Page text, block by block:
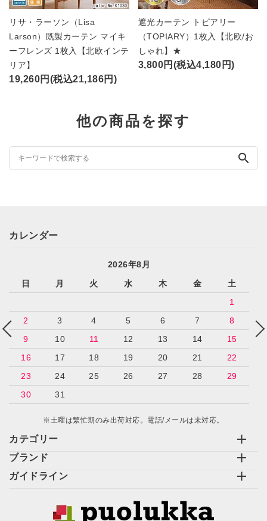
リサ・ラーソン（Lisa
Larson）既製カーテン マイキ
ーフレンズ 1枚入【北欧インテ
リア】
19,260円(税込21,186円)
遮光カーテン トピアリー
（TOPIARY）1枚入【北欧/お
しゃれ】★
3,800円(税込4,180円)
他の商品を探す
search
カテゴリー
ブランド
ガイドライン
カレンダー
2026年8月
日
月 火 水 木 金
土
1
2
3 4 5 6 7
8
9
10 11 12 13 14
15
16
17 18 19 20 21
22
23
24 25 26 27 28
29
30
31
※土曜は繁忙期のみ出荷対応。電話/メールは未対応。